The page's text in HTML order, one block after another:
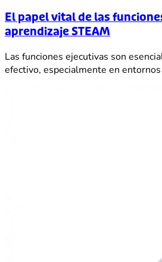
El papel vital de las
aprendizaje STEAM
Las funciones ejecutivas son
efectivo, especialmente en